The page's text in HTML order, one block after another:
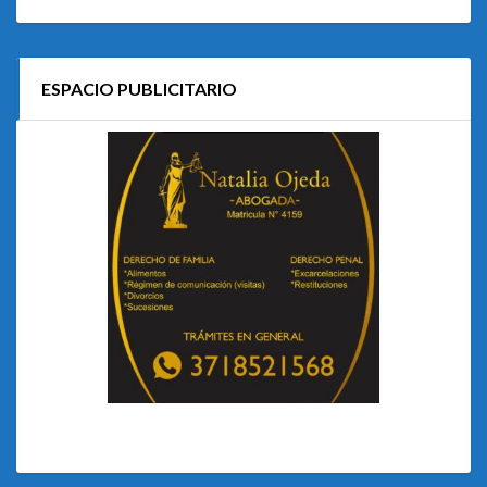
ESPACIO PUBLICITARIO